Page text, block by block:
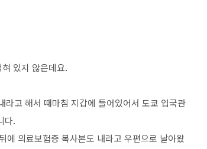
있지 않은데요.
고 해서 때마침 지갑에 들어있어서 도쿄 입국관
다.
에 의료보험증 복사본도 내라고 우편으로 날아왔